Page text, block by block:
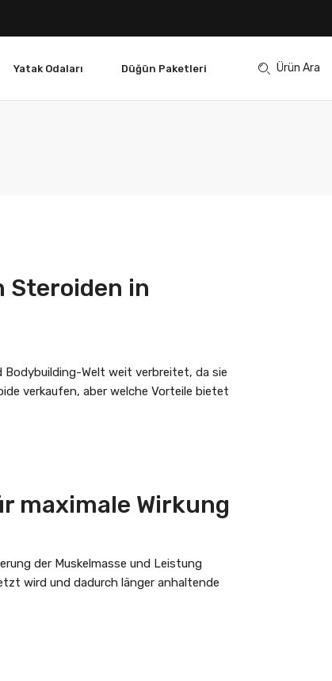
Yatak Odaları Düğün Paketleri Ürün Ara
Steroiden in
Welt weit verbreitet, da sie
verkaufen, aber welche Vorteile bietet
maximale Wirkung
der Muskelmasse und Leistung
wird und dadurch länger anhaltende